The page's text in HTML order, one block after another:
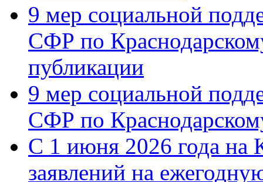
9 мер социальной
СФР по
публикации
9 мер социальной
СФР по
С 1 июня 2026 года на
заявлений на